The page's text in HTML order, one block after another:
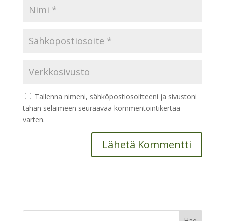
Tallenna nimeni, sähköpostiosoitteeni ja sivustoni
tähän selaimeen seuraavaa kommentointikertaa
varten.